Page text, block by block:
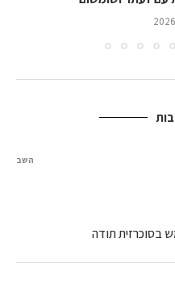
בסוכרזית תודה
השב